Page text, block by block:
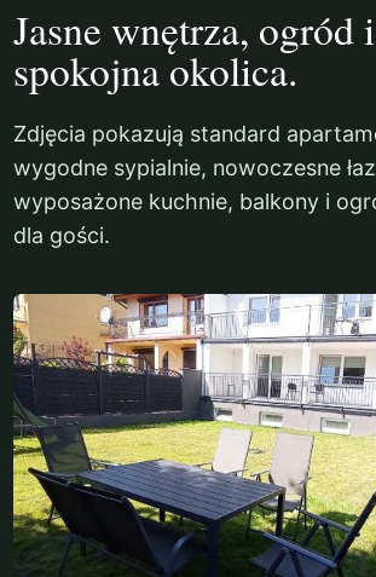
Jasne wnętrza, ogród i
spokojna okolica.
Zdjęcia pokazują standard
wygodne sypialnie, nowoczesne
wyposażone kuchnie, balkony i
dla gości.